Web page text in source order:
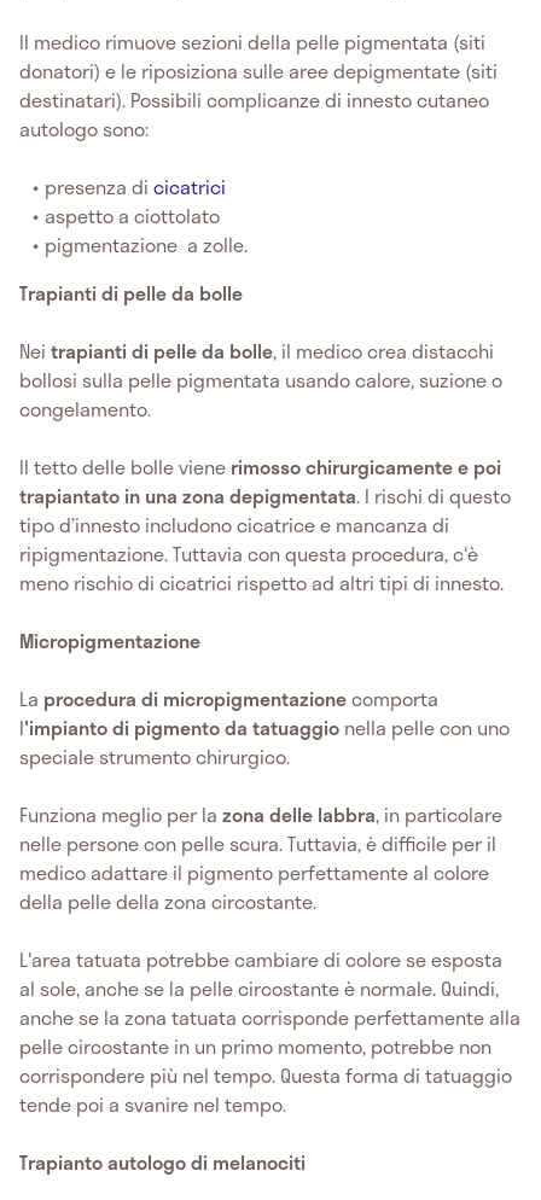
Il medico rimuove sezioni della pelle pigmentata (siti
donatori) e le riposiziona sulle aree depigmentate (siti
destinatari). Possibili complicanze di innesto cutaneo
autologo sono:
presenza dicicatrici
aspetto a ciottolato
pigmentazione a zolle.
Trapianti di pelle da bolle
Nei trapianti di pelle da bolle, il medico crea distacchi
bollosi sulla pelle pigmentata usando calore, suzione o
congelamento.
Il tetto delle bolle viene rimosso chirurgicamente e poi
trapiantato in una zona depigmentata. I rischi di questo
tipo d’innesto includono cicatrice e mancanza di
ripigmentazione. Tuttavia con questa procedura, c'è
meno rischio di cicatrici rispetto ad altri tipi di innesto.
Micropigmentazione
La procedura di micropigmentazionecomporta
l'impianto di pigmento da tatuaggio nella pelle con uno
speciale strumento chirurgico.
Funziona meglio per la zona delle labbra, in particolare
nelle persone con pelle scura. Tuttavia, è difficile per il
medico adattare il pigmento perfettamente al colore
della pelle della zona circostante.
L'area tatuata potrebbe cambiare di colore se esposta
al sole, anche se la pelle circostante è normale. Quindi,
anche se la zona tatuata corrisponde perfettamente alla
pelle circostante in un primo momento, potrebbe non
corrispondere più nel tempo. Questa forma di tatuaggio
tende poi a svanire nel tempo.
Trapianto autologo di melanociti